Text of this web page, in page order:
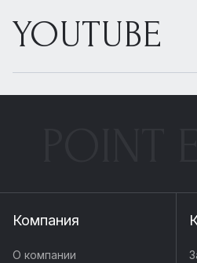
YOUTUBE
Компания
О компании